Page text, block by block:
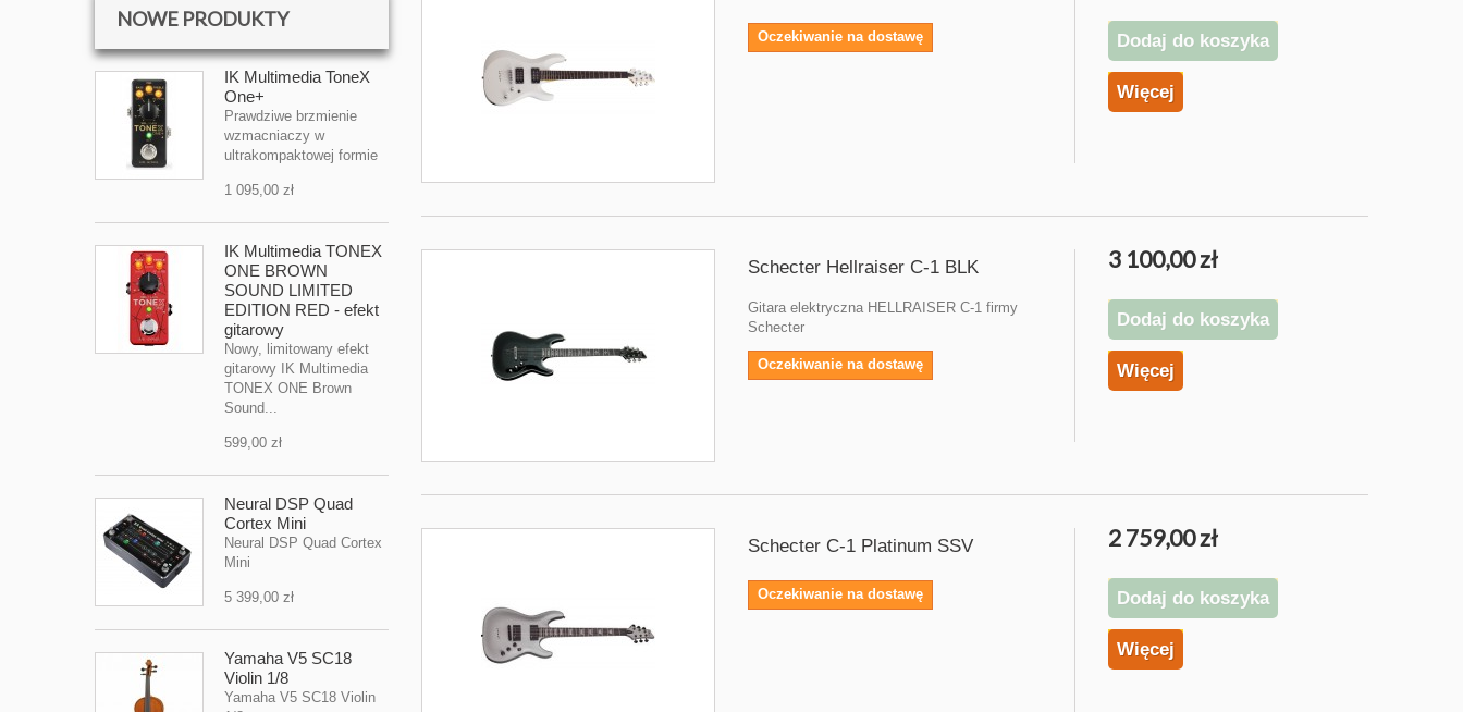
NOWE PRODUKTY
IK Multimedia ToneX
One+
Prawdziwe brzmienie
wzmacniaczy w
ultrakompaktowej formie
1 095,00 zł
IK Multimedia TONEX
ONE BROWN
SOUND LIMITED
EDITION RED - efekt
gitarowy
Nowy, limitowany efekt
gitarowy IK Multimedia
TONEX ONE Brown
Sound...
599,00 zł
Neural DSP Quad
Cortex Mini
Neural DSP Quad Cortex
Mini
5 399,00 zł
Yamaha V5 SC18
Violin 1/8
Yamaha V5 SC18 Violin
Oczekiwanie na dostawę Dodaj do koszyka
Więcej
Schecter Hellraiser C-1 BLK
Gitara elektryczna HELLRAISER C-1 firmy
Schecter
Oczekiwanie na dostawę
3 100,00 zł
Dodaj do koszyka
Więcej
Schecter C-1 Platinum SSV
Oczekiwanie na dostawę
2 759,00 zł
Dodaj do koszyka
Więcej